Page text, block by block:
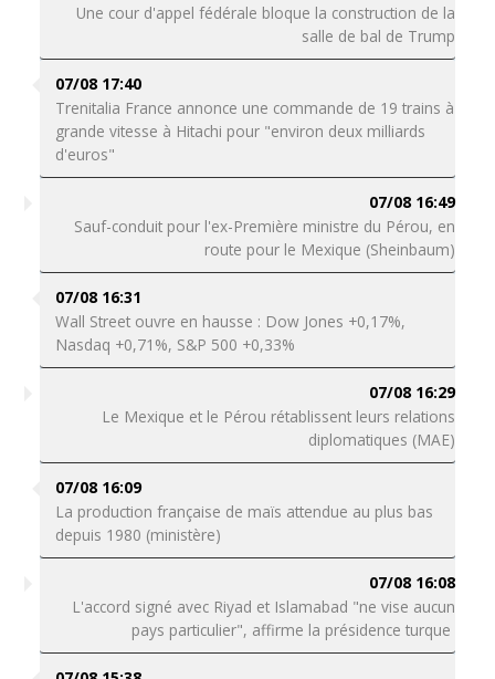
Une cour d'appel fédérale bloque la construction de la
salle de bal de Trump
07/08 17:40
Trenitalia France annonce une commande de 19 trains à
grande vitesse à Hitachi pour "environ deux milliards
d'euros"
07/08 16:49
Sauf-conduit pour l'ex-Première ministre du Pérou, en
route pour le Mexique (Sheinbaum)
07/08 16:31
Wall Street ouvre en hausse : Dow Jones +0,17%,
Nasdaq +0,71%, S&P 500 +0,33%
07/08 16:29
Le Mexique et le Pérou rétablissent leurs relations
diplomatiques (MAE)
07/08 16:09
La production française de maïs attendue au plus bas
depuis 1980 (ministère)
07/08 16:08
L'accord signé avec Riyad et Islamabad "ne vise aucun
pays particulier", affirme la présidence turque